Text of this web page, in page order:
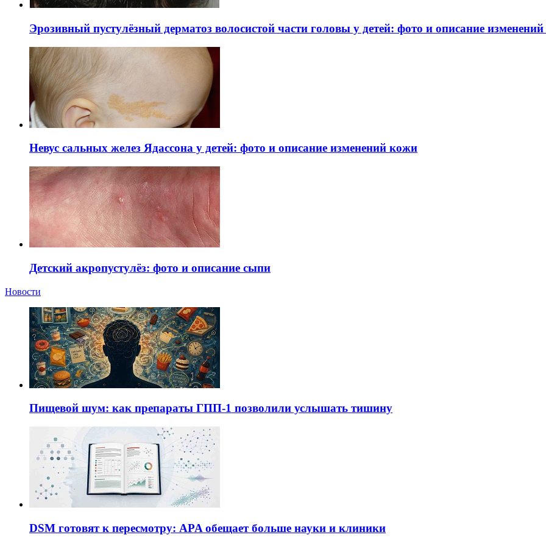
Эрозивный пустулёзный дерматоз волосистой части головы у детей: фото и описание
Невус сальных желез Ядассона у детей: фото и описание изменений кожи
Детский акропустулёз: фото и описание сыпи
Новости
Пищевой шум: как препараты ГПП-1 позволили услышать тишину
DSM готовят к пересмотру: APA обещает больше науки и клиники